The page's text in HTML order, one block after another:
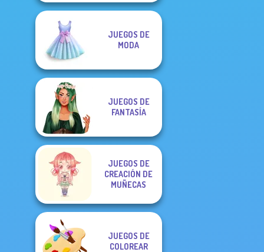
JUEGOS DE
MODA
JUEGOS DE
FANTASÍA
JUEGOS DE
CREACIÓN DE
MUÑECAS
JUEGOS DE
COLOREAR